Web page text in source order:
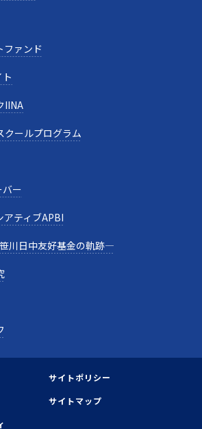
ファンド
IINA
クールプログラム
ー
アティブAPBI
川日中友好基金の軌跡—
サイトポリシー
サイトマップ